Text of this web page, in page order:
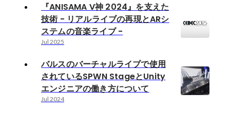
『ANISAMA V神 2024』を支えた
技術 - リアルライブの再現とARシ
ステムの音楽ライブ -
Jul 2025
バルスのバーチャルライブで使用
されているSPWN StageとUnity
エンジニアの働き方について
Jul 2024